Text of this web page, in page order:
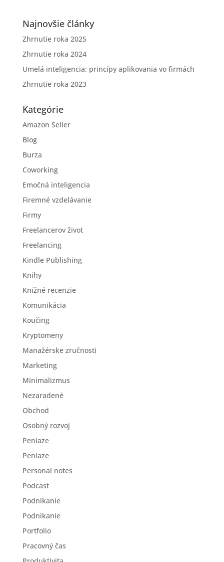
Najnovšie články
Zhrnutie roka 2025
Zhrnutie roka 2024
Umelá inteligencia: princípy aplikovania vo firmách
Zhrnutie roka 2023
Kategórie
Amazon Seller
Blog
Burza
Coworking
Emočná inteligencia
Firemné vzdelávanie
Firmy
Freelancerov život
Freelancing
Kindle Publishing
Knihy
Knižné recenzie
Komunikácia
Koučing
Kryptomeny
Manažérske zručnosti
Marketing
Minimalizmus
Nezaradené
Obchod
Osobný rozvoj
Peniaze
Peniaze
Personal notes
Podcast
Podnikanie
Podnikanie
Portfolio
Pracovný čas